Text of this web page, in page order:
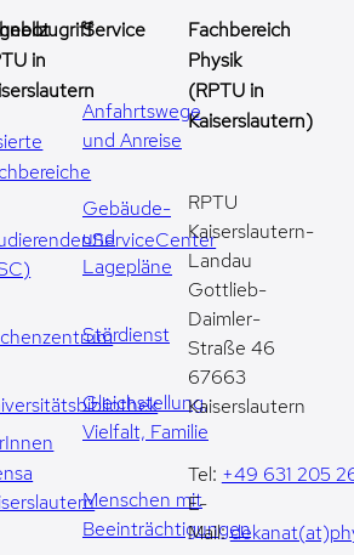
in
Service
Anfahrtswege
und Anreise
Gebäude-
und
Lagepläne
Stördienst
Gleichstellung,
Vielfalt, Familie
Menschen mit
Beeinträchtigungen
Fachbereich
Physik
(RPTU in
Kaiserslautern)
RPTU
Kaiserslautern-
Landau
Gottlieb-
Daimler-
Straße 46
67663
Kaiserslautern
Tel: +49 631 205
E-
Mail: